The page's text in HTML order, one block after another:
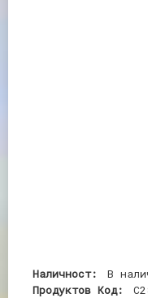
Наличност:
В
Продуктов Код: